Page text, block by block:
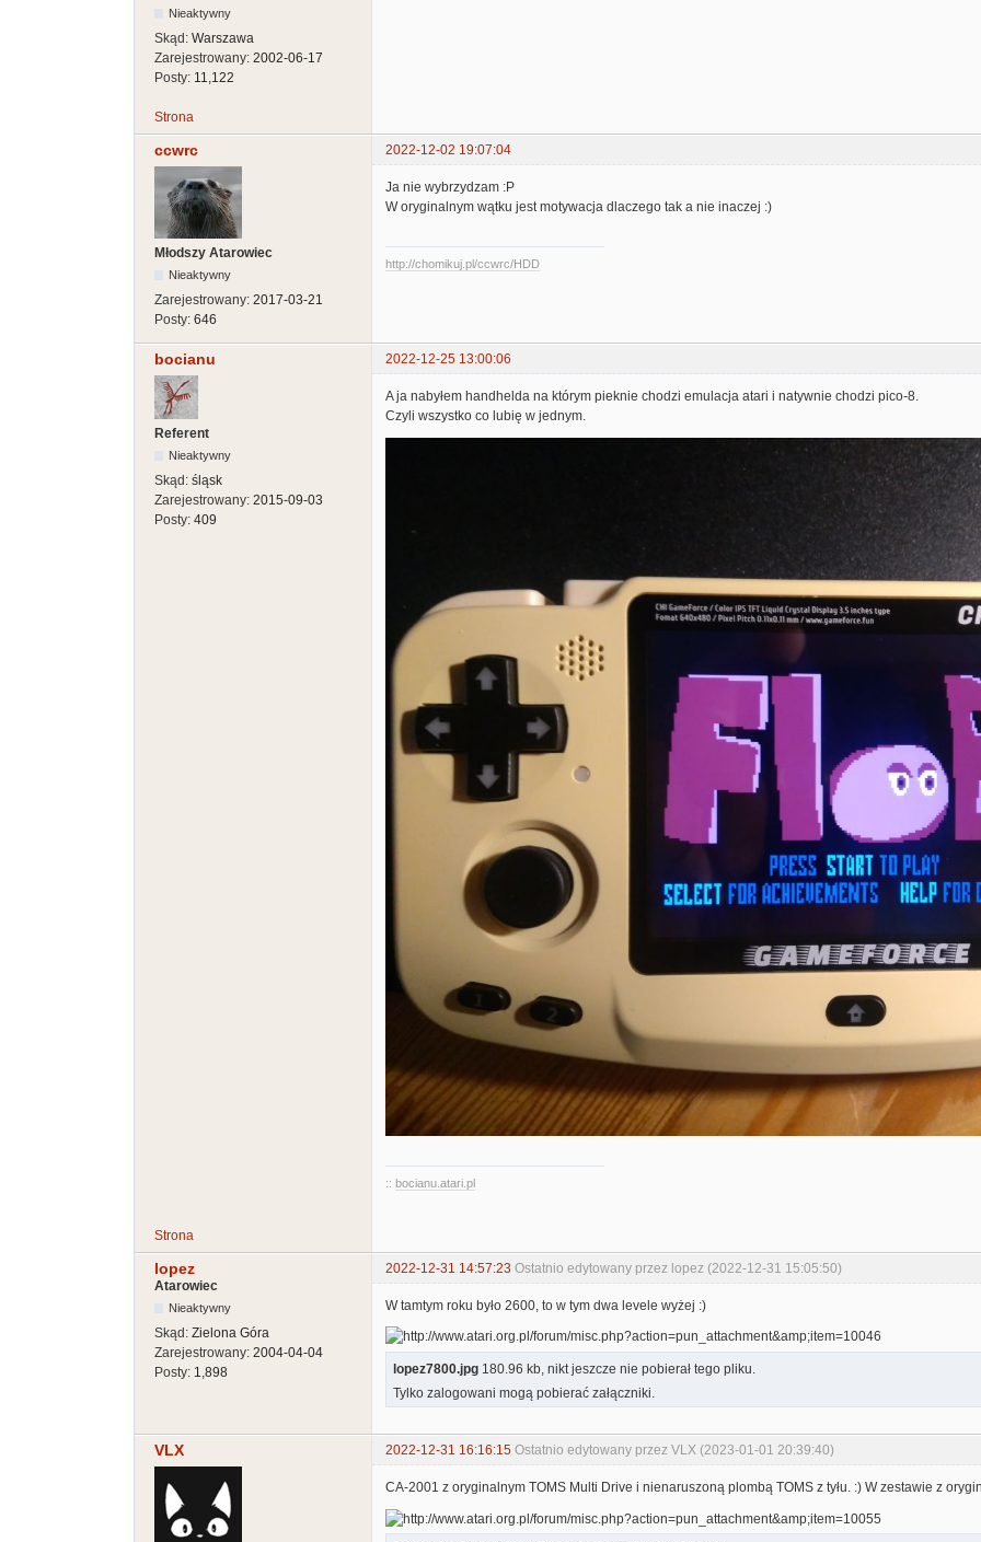
Nieaktywny
Skąd: Warszawa
Zarejestrowany: 2002-06-17
Posty: 11,122
Strona
ccwrc 2022-12-02 19:07:04
Młodszy Atarowiec
Nieaktywny
Zarejestrowany: 2017-03-21
Posty: 646
Ja nie wybrzydzam :P
W oryginalnym wątku jest motywacja dlaczego tak a nie inaczej :)
http://chomikuj.pl/ccwrc/HDD
bocianu 2022-12-25 13:00:06
Referent
Nieaktywny
Skąd: śląsk
Zarejestrowany: 2015-09-03
Posty: 409
A ja nabyłem handhelda na którym pieknie chodzi emulacja atari i natywnie chodzi pico-8.
Czyli wszystko co lubię w jednym.
:: bocianu.atari.pl
Strona
lopez 2022-12-31 14:57:23 Ostatnio edytowany przez lopez (2022-12-31 15:05:50)
Atarowiec
Nieaktywny
Skąd: Zielona Góra
Zarejestrowany: 2004-04-04
Posty: 1,898
W tamtym roku było 2600, to w tym dwa levele wyżej :)
lopez7800.jpg 180.96 kb, nikt jeszcze nie pobierał tego pliku.
Tylko zalogowani mogą pobierać załączniki.
VLX 2022-12-31 16:16:15 Ostatnio edytowany przez VLX (2023-01-01 20:39:40)
CA-2001 z oryginalnym TOMS Multi Drive i nienaruszoną plombą TOMS z tyłu. :) W zestawie z